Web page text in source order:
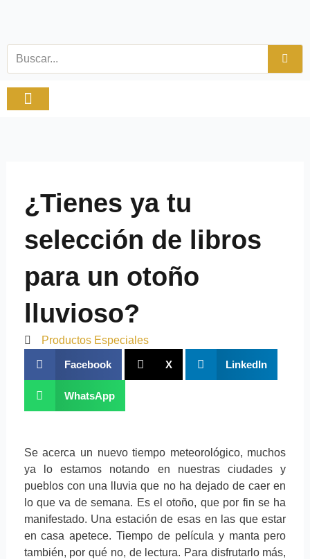
Buscar
¿Tienes ya tu
selección de libros
para un otoño
lluvioso?
Productos Especiales
Facebook X LinkedIn
WhatsApp
Se acerca un nuevo tiempo meteorológico, muchos
ya lo estamos notando en nuestras ciudades y
pueblos con una lluvia que no ha dejado de caer en
lo que va de semana. Es el otoño, que por fin se ha
manifestado. Una estación de esas en las que estar
en casa apetece. Tiempo de película y manta pero
también, por qué no, de lectura. Para disfrutarlo más,